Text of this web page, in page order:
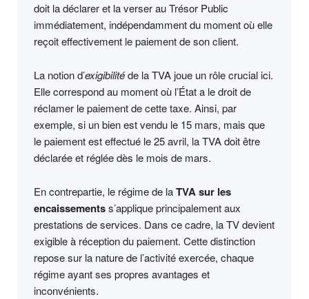
doit la déclarer et la verser au Trésor Public
immédiatement, indépendamment du moment où elle
reçoit effectivement le paiement de son client.
La notion d’exigibilitéde la TVA joue un rôle crucial ici.
Elle correspond au moment où l’État a le droit de
réclamer le paiement de cette taxe. Ainsi, par
exemple, si un bien est vendu le 15 mars, mais que
le paiement est effectué le 25 avril, la TVA doit être
déclarée et réglée dès le mois de mars.
En contrepartie, le régime de laTVA sur les
encaissementss’applique principalement aux
prestations de services. Dans ce cadre, la TV devient
exigible à réception du paiement. Cette distinction
repose sur la nature de l’activité exercée, chaque
régime ayant ses propres avantages et
inconvénients.